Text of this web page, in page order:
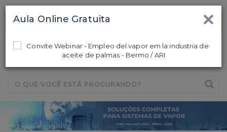
Ligamos para Você ×
Aula Online Gratuita